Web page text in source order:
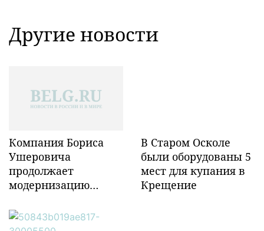
Другие новости
Компания Бориса
Ушеровича
продолжает
модернизацию
инфраструктуры в
Забайкалье
В Старом Осколе
были оборудованы 5
мест для купания в
Крещение